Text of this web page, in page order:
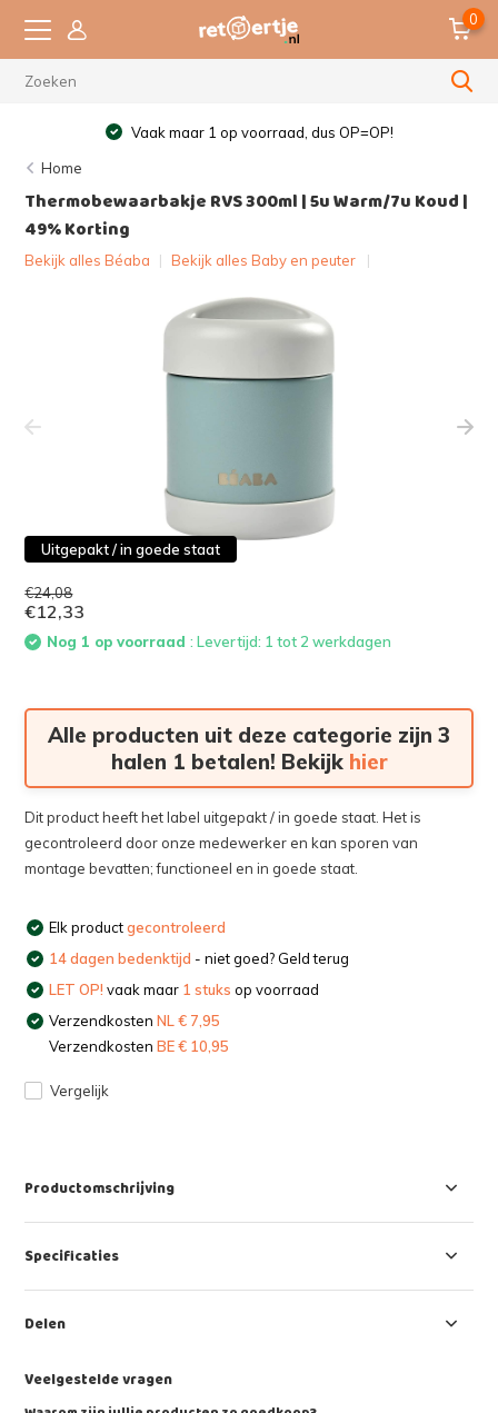
0
Vaak maar 1 op voorraad, dus OP=OP!
Home
Thermobewaarbakje RVS 300ml | 5u Warm/7u Koud |
49% Korting
Bekijk alles Béaba | Bekijk alles Baby en peuter
Uitgepakt / in goede staat
€24,08
€12,33
Nog 1 op voorraad: Levertijd: 1 tot 2 werkdagen
Alle producten uit deze categorie zijn 3
halen 1 betalen! Bekijk hier
Dit product heeft het label uitgepakt / in goede staat. Het is
gecontroleerd door onze medewerker en kan sporen van
montage bevatten; functioneel en in goede staat.
Elk productgecontroleerd
14 dagen bedenktijd - niet goed? Geld terug
LET OP! vaak maar 1 stuks op voorraad
VerzendkostenNL € 7,95
VerzendkostenBE € 10,95
Vergelijk
Productomschrijving
Specificaties
Delen
Veelgestelde vragen